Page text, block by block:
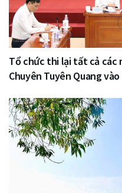
Tổ chức thi lại tất cả các
Chuyên Tuyên Quang